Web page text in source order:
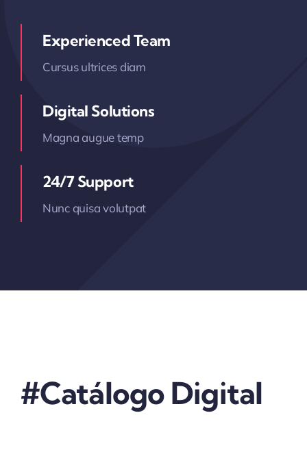
Experienced Team
Cursus ultrices diam
Digital Solutions
Magna augue temp
24/7 Support
Nunc quisa volutpat
#catálogo Digital